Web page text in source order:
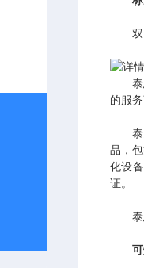
双门
泰思
的服
泰思
品，
化设
证。
泰思